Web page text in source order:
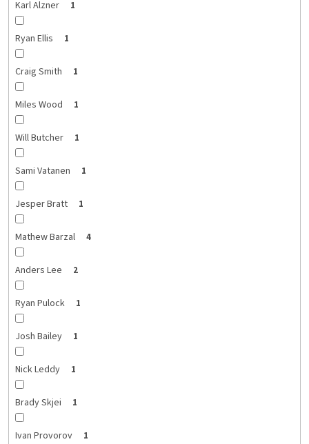
Karl Alzner 1
Ryan Ellis 1
Craig Smith 1
Miles Wood 1
Will Butcher 1
Sami Vatanen 1
Jesper Bratt 1
Mathew Barzal 4
Anders Lee 2
Ryan Pulock 1
Josh Bailey 1
Nick Leddy 1
Brady Skjei 1
Ivan Provorov 1